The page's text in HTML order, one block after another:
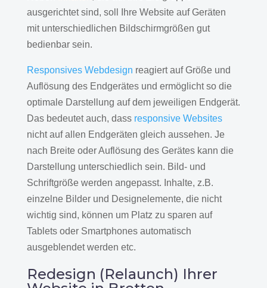
ausgerichtet sind, soll Ihre Website auf Geräten
mit unterschiedlichen Bildschirmgrößen gut
bedienbar sein.
Responsives Webdesign reagiert auf Größe und
Auflösung des Endgerätes und ermöglicht so die
optimale Darstellung auf dem jeweiligen Endgerät.
Das bedeutet auch, dass responsive Websites
nicht auf allen Endgeräten gleich aussehen. Je
nach Breite oder Auflösung des Gerätes kann die
Darstellung unterschiedlich sein. Bild- und
Schriftgröße werden angepasst. Inhalte, z.B.
einzelne Bilder und Designelemente, die nicht
wichtig sind, können um Platz zu sparen auf
Tablets oder Smartphones automatisch
ausgeblendet werden etc.
Redesign (Relaunch) Ihrer